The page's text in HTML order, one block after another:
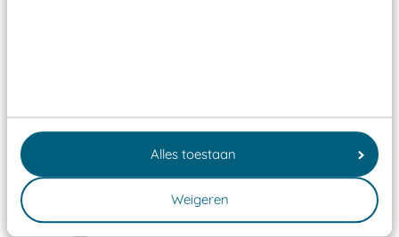
Alles toestaan
Weigeren